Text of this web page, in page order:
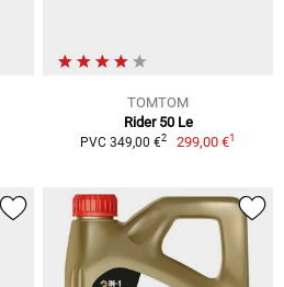
TOMTOM
Rider 50 Le
PVC 349,00 €2 299,00 €1